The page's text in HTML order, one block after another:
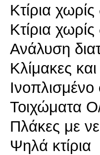
Κτίρια
Κτίρια
Ανάλυση
Κλίμακες
Τοιχώματα
Πλάκες με
Ψηλά κτίρια